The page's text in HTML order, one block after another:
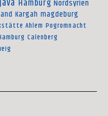
Hamburg Nordsyrien
Kargah magdeburg
Ahlem Pogromnacht
Calenberg